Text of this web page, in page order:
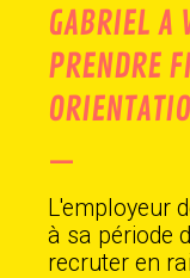
GABRIEL A
PRENDRE
—
L'employeur
à sa période
recruter en